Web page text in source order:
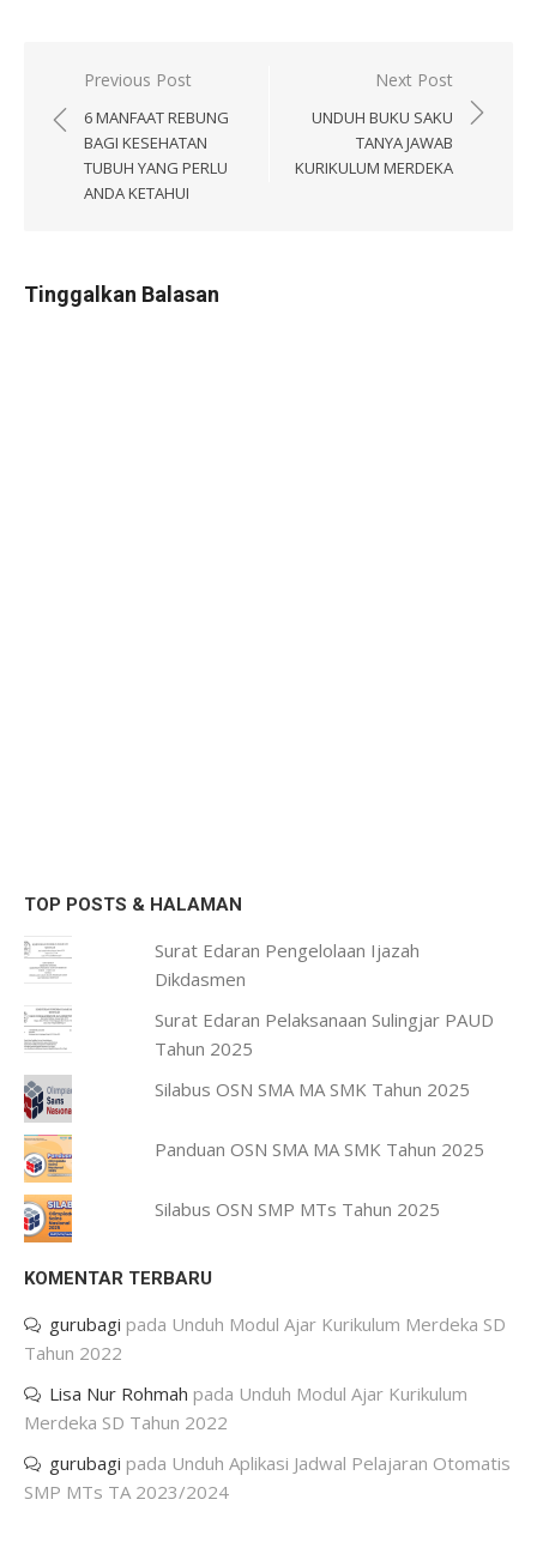
Navigasi
pos
Previous Post
6 MANFAAT REBUNG
BAGI KESEHATAN
TUBUH YANG PERLU
ANDA KETAHUI
Next Post
UNDUH BUKU SAKU
TANYA JAWAB
KURIKULUM MERDEKA
Tinggalkan Balasan
TOP POSTS & HALAMAN
Surat Edaran Pengelolaan Ijazah
Dikdasmen
Surat Edaran Pelaksanaan Sulingjar PAUD
Tahun 2025
Silabus OSN SMA MA SMK Tahun 2025
Panduan OSN SMA MA SMK Tahun 2025
Silabus OSN SMP MTs Tahun 2025
KOMENTAR TERBARU
gurubagi pada Unduh Modul Ajar Kurikulum Merdeka SD
Tahun 2022
Lisa Nur Rohmah pada Unduh Modul Ajar Kurikulum
Merdeka SD Tahun 2022
gurubagi pada Unduh Aplikasi Jadwal Pelajaran Otomatis
SMP MTs TA 2023/2024